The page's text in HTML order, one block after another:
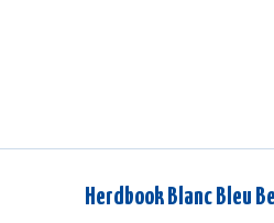
Herdbook Blanc Bleu